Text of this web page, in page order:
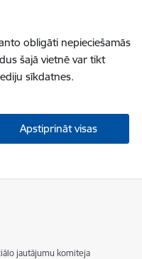
obligāti nepieciešamās
šajā vietnē var tikt
sīkdatnes.
Apstiprināt visas
jautājumu komiteja